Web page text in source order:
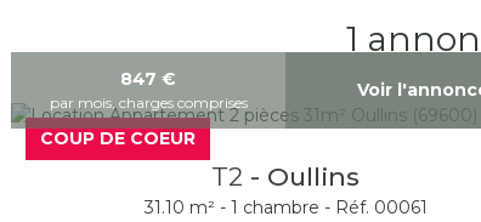
1
COUP DE COEUR
847 €
par mois, charges comprises
Voir
T2 - Oullins
31.10 m² - 1 chambre - Réf. 00061